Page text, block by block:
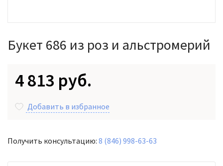
Букет 686 из роз и альстромерий
4 813 руб.
Добавить в избранное
Получить консультацию: 8 (846) 998-63-63